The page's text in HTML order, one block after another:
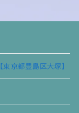
京都豊島区大塚】